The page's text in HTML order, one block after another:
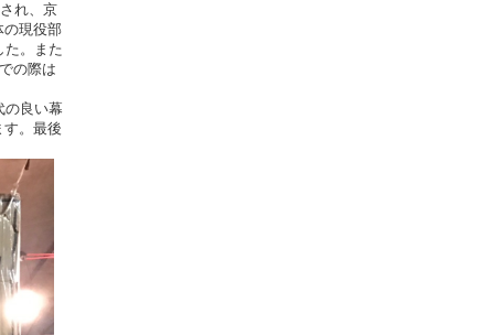
れ、京
の現役部
た。また
の際は
の良い幕
。最後